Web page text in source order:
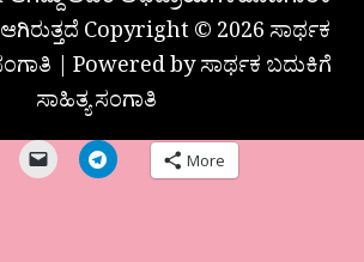
Copyright © 2026 ಸಾರ್ಥಕ
| Powered by ಸಾರ್ಥಕ ಬದುಕಿಗೆ
ಸಾಹಿತ್ಯ ಸಂಗಾತಿ
More